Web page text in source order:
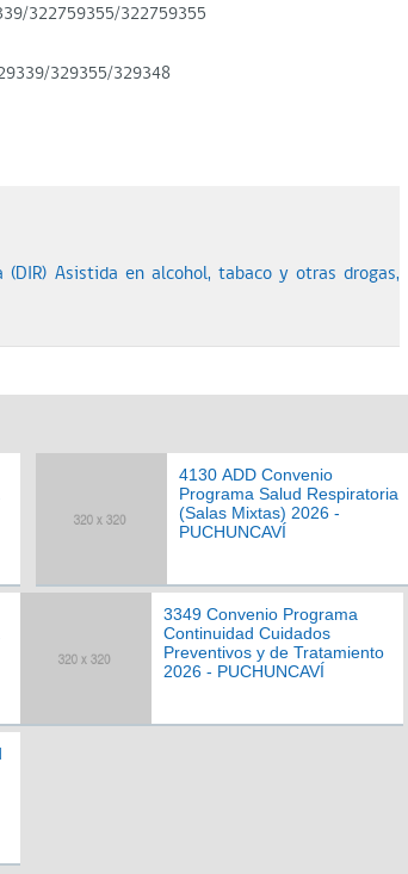
322759355/322759355
329355/329348
Asistida en alcohol, tabaco y otras drogas,
4130 ADD Convenio
Programa Salud Respiratoria
(Salas Mixtas) 2026 -
PUCHUNCAVÍ
3349 Convenio Programa
Continuidad Cuidados
Preventivos y de Tratamiento
2026 - PUCHUNCAVÍ